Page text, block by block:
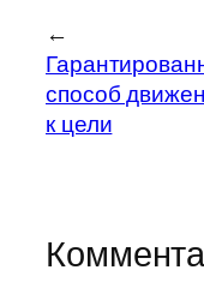
←
способ
к цели